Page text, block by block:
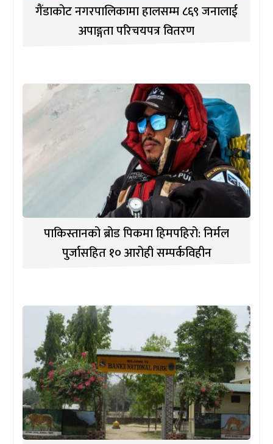
गैंडाकोट नगरपालिकामा हालसम्म ८६९ जनालाई
अपाङ्गता परिचयपत्र वितरण
पाकिस्तानको ब्रोड पिकमा हिमपहिरो: निर्मल
पुर्जासहित १० आरोही सम्पर्कविहीन